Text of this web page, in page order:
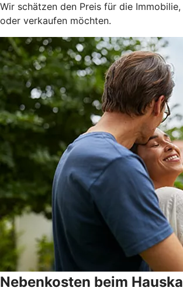
Wir schätzen den Preis für die
oder verkaufen möchten.
Nebenkosten beim